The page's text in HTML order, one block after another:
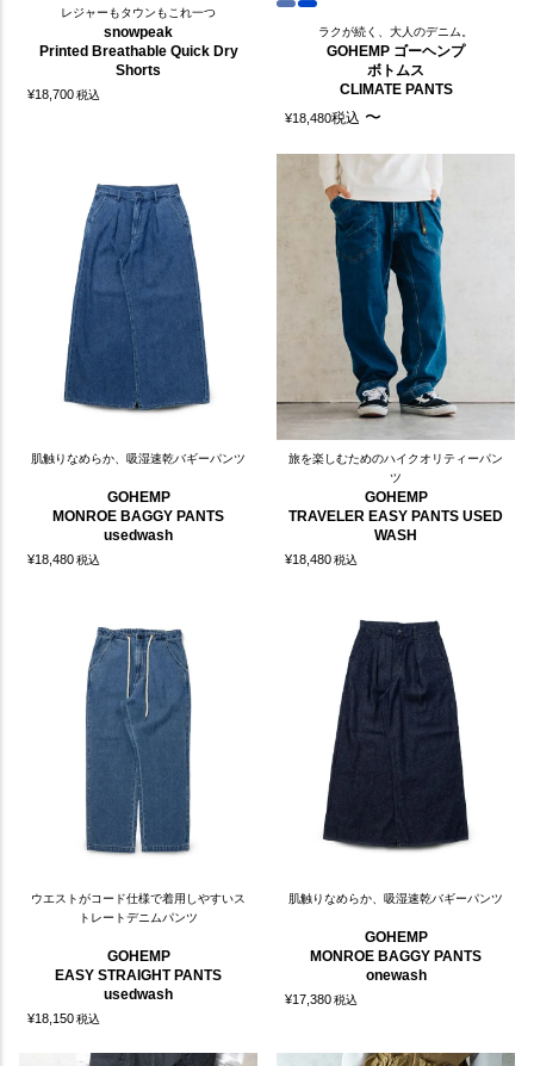
レジャーもタウンもこれ一つ
snowpeak
Printed Breathable Quick Dry
Shorts
¥18,700税込
ラクが続く、大人のデニム。
GOHEMP ゴーヘンプ
ボトムス
CLIMATE PANTS
¥18,480税込 〜
肌触りなめらか、吸湿速乾バギーパンツ
GOHEMP
MONROE BAGGY PANTS
usedwash
¥18,480税込
旅を楽しむためのハイクオリティーパン
ツ
GOHEMP
TRAVELER EASY PANTS USED
WASH
¥18,480税込
ウエストがコード仕様で着用しやすいス
トレートデニムパンツ
GOHEMP
EASY STRAIGHT PANTS
usedwash
¥18,150税込
肌触りなめらか、吸湿速乾バギーパンツ
GOHEMP
MONROE BAGGY PANTS
onewash
¥17,380税込